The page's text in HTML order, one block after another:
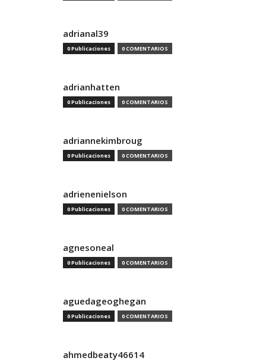
adrianal39
0 Publicaciones 0 COMENTARIOS
adrianhatten
0 Publicaciones 0 COMENTARIOS
adriannekimbroug
0 Publicaciones 0 COMENTARIOS
adrienenielson
0 Publicaciones 0 COMENTARIOS
agnesoneal
0 Publicaciones 0 COMENTARIOS
aguedageoghegan
0 Publicaciones 0 COMENTARIOS
ahmedbeaty46614